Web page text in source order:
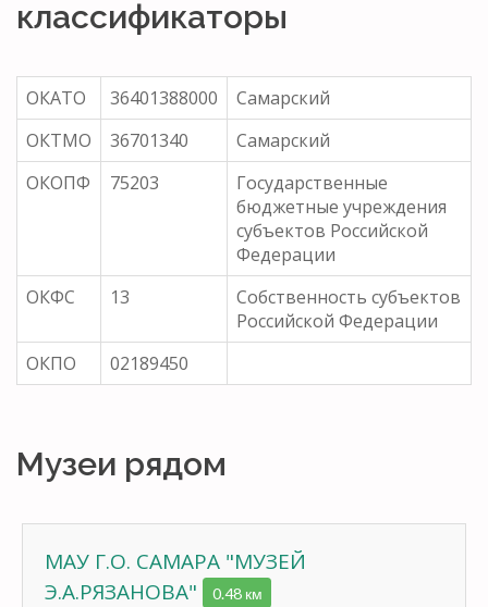
классификаторы
ОКАТО 36401388000
Самарский
ОКТМО
36701340
Самарский
ОКОПФ
75203
Государственные
бюджетные учреждения
субъектов Российской
Федерации
ОКФС
13
Собственность субъектов
Российской Федерации
ОКПО
02189450
Музеи рядом
МАУ Г.О. САМАРА "МУЗЕЙ
Э.А.РЯЗАНОВА"
0.48 км